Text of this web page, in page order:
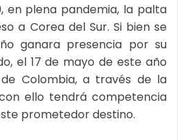
en plena pandemia, la palta
a Corea del Sur. Si bien se
ganara presencia por su
el 17 de mayo de este año
Colombia, a través de la
ello tendrá competencia
prometedor destino.